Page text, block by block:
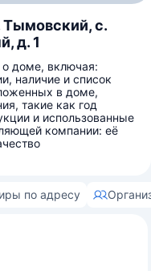
Тымовский, с.
д. 1
доме, включая:
наличие и список
в доме,
такие как год
и использованные
компании: её
по адресу